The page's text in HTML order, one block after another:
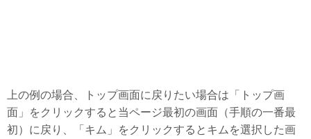
上の例の場合、トップ画面に戻りたい場合は「トップ画
面」をクリックすると当ページ最初の画面（手順の一番最
初）に戻り、「キム」をクリックするとキムを選択した画